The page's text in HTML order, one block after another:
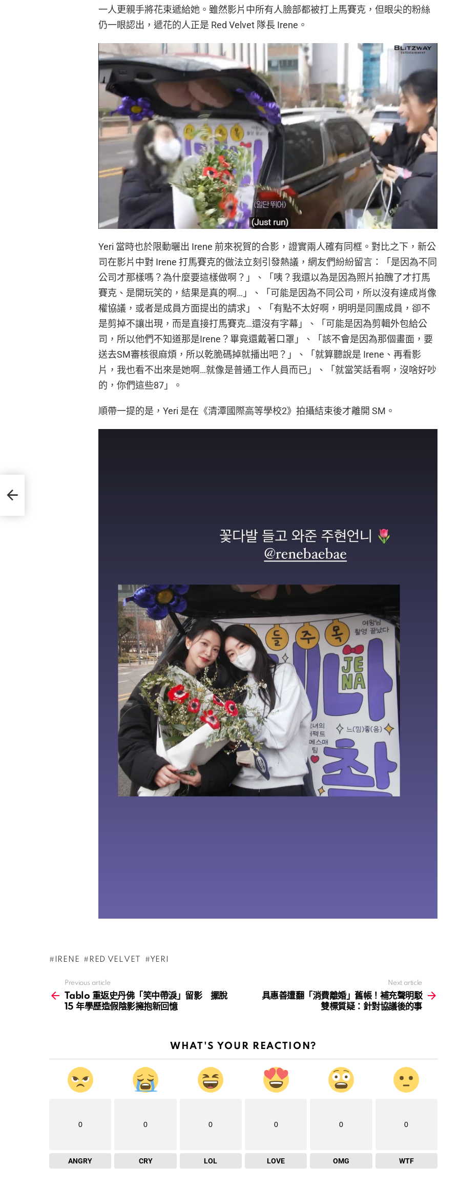
一人更親手將花束遞給她。雖然影片中所有人臉部都被打上馬賽克，但眼尖的粉絲
仍一眼認出，遞花的人正是 Red Velvet 隊長 Irene。
Yeri 當時也於限動曬出 Irene 前來祝賀的合影，證實兩人確有同框。對比之下，新公
司在影片中對 Irene 打馬賽克的做法立刻引發熱議，網友們紛紛留言：「是因為不同
公司才那樣嗎？為什麼要這樣做啊？」、「咦？我還以為是因為照片拍醜了才打馬
賽克、是開玩笑的，結果是真的啊…」、「可能是因為不同公司，所以沒有達成肖像
權協議，或者是成員方面提出的請求」、「有點不太好啊，明明是同團成員，卻不
是剪掉不讓出現，而是直接打馬賽克…還沒有字幕」、「可能是因為剪輯外包給公
司，所以他們不知道那是Irene？畢竟還戴著口罩」、「該不會是因為那個畫面，要
送去SM審核很麻煩，所以乾脆碼掉就播出吧？」、「就算聽說是 Irene、再看影
片，我也看不出來是她啊…就像是普通工作人員而已」、「就當笑話看啊，沒啥好吵
的，你們這些87」。
順帶一提的是，Yeri 是在《清潭國際高等學校2》拍攝結束後才離開 SM。
IRENE RED VELVET YERI
more
Previous article
Tablo 重返史丹佛「笑中帶淚」留影 擺脫
15 年學歷造假陰影擁抱新回憶
Next article
具惠善遭翻「消費離婚」舊帳！補充聲明駁
雙標質疑：針對協議後的事
WHAT'S YOUR REACTION?
0
ANGRY
0
CRY
0
LOL
0
LOVE
0
OMG
0
WTF
脫